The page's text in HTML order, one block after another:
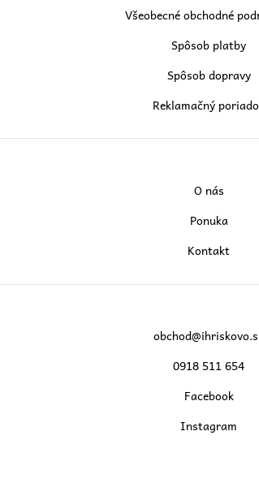
Všeobecné obchodné
Spôsob platby
Spôsob dopravy
Reklamačný
O nás
Ponuka
Kontakt
0918 511 654
Facebook
Instagram